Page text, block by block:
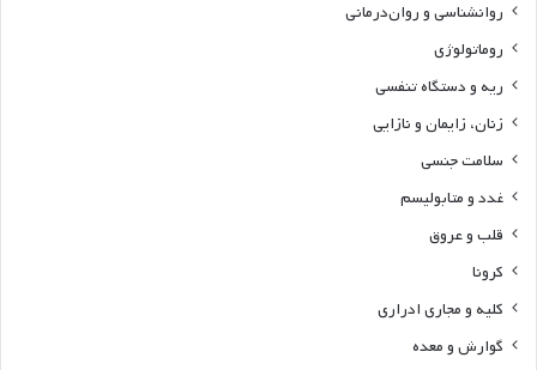
روانشناسی و روان‌درمانی
روماتولوژی
ریه و دستگاه تنفسی
زنان، زایمان و نازایی
سلامت جنسی
غدد و متابولیسم
قلب و عروق
کرونا
کلیه و مجاری ادراری
گوارش و معده